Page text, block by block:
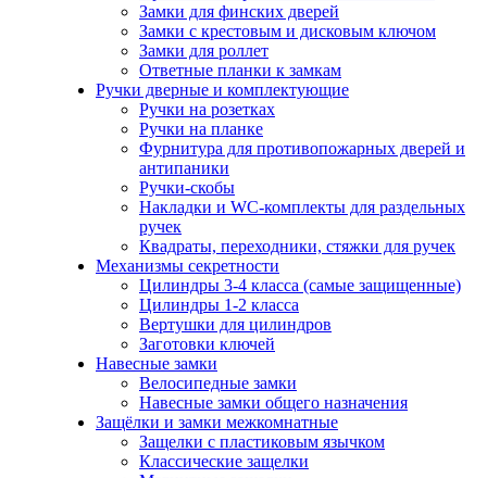
Замки для финских дверей
Замки с крестовым и дисковым ключом
Замки для роллет
Ответные планки к замкам
Ручки дверные и комплектующие
Ручки на розетках
Ручки на планке
Фурнитура для противопожарных дверей и
антипаники
Ручки-скобы
Накладки и WC-комплекты для раздельных
ручек
Квадраты, переходники, стяжки для ручек
Механизмы секретности
Цилиндры 3-4 класса (самые защищенные)
Цилиндры 1-2 класса
Вертушки для цилиндров
Заготовки ключей
Навесные замки
Велосипедные замки
Навесные замки общего назначения
Защёлки и замки межкомнатные
Защелки с пластиковым язычком
Классические защелки